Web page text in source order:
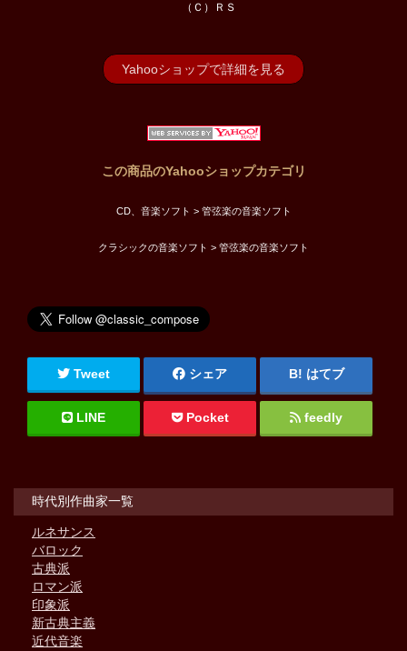
（Ｃ）ＲＳ
Yahooショップで詳細を見る
この商品のYahooショップカテゴリ
CD、音楽ソフト > 管弦楽の音楽ソフト
クラシックの音楽ソフト > 管弦楽の音楽ソフト
Tweet シェア はてブ
LINE Pocket feedly
時代別作曲家一覧
ルネサンス
バロック
古典派
ロマン派
印象派
新古典主義
近代音楽